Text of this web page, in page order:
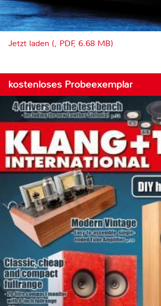
Jetzt laden (, PDF, 6.68 MB)
kostenloses Probeexemplar